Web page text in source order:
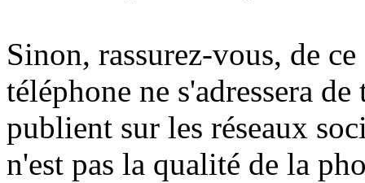
Sinon, rassurez-vous, de
téléphone ne s'adressera
publient sur les réseaux
n'est pas la qualité de la